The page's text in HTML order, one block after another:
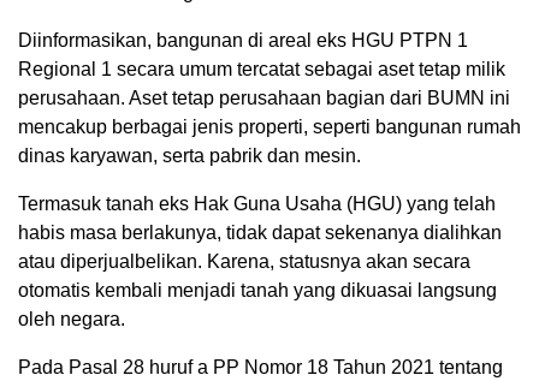
Diinformasikan, bangunan di areal eks HGU PTPN 1
Regional 1 secara umum tercatat sebagai aset tetap milik
perusahaan. Aset tetap perusahaan bagian dari BUMN ini
mencakup berbagai jenis properti, seperti bangunan rumah
dinas karyawan, serta pabrik dan mesin.
Termasuk tanah eks Hak Guna Usaha (HGU) yang telah
habis masa berlakunya, tidak dapat sekenanya dialihkan
atau diperjualbelikan. Karena, statusnya akan secara
otomatis kembali menjadi tanah yang dikuasai langsung
oleh negara.
Pada Pasal 28 huruf a PP Nomor 18 Tahun 2021 tentang